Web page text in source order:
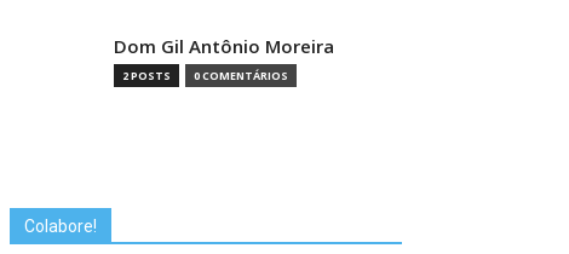
Dom Gil Antônio Moreira
2 POSTS 0 COMENTÁRIOS
Colabore!